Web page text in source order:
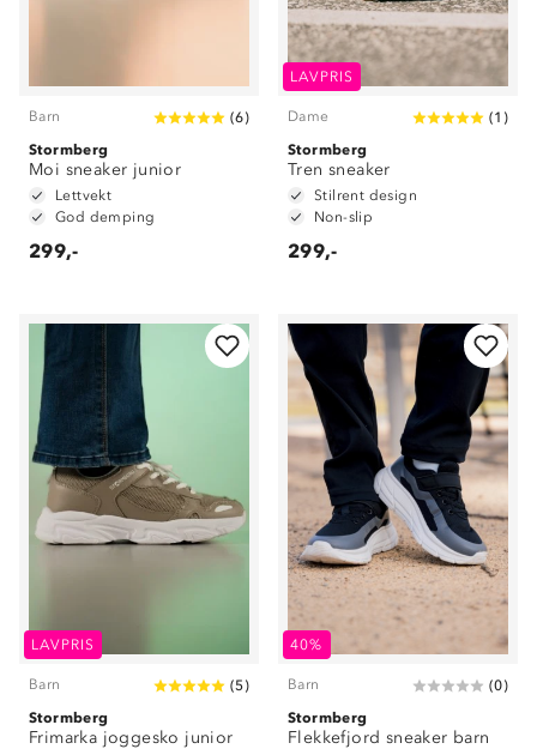
Barn (6)
Stormberg
Moi sneaker junior
Lettvekt
God demping
299,-
LAVPRIS
Dame (1 )
Stormberg
Tren sneaker
Stilrent design
Non-slip
299,-
LAVPRIS
Barn (5)
Stormberg
Frimarka joggesko junior
40%
Barn (0)
Stormberg
Flekkefjord sneaker barn